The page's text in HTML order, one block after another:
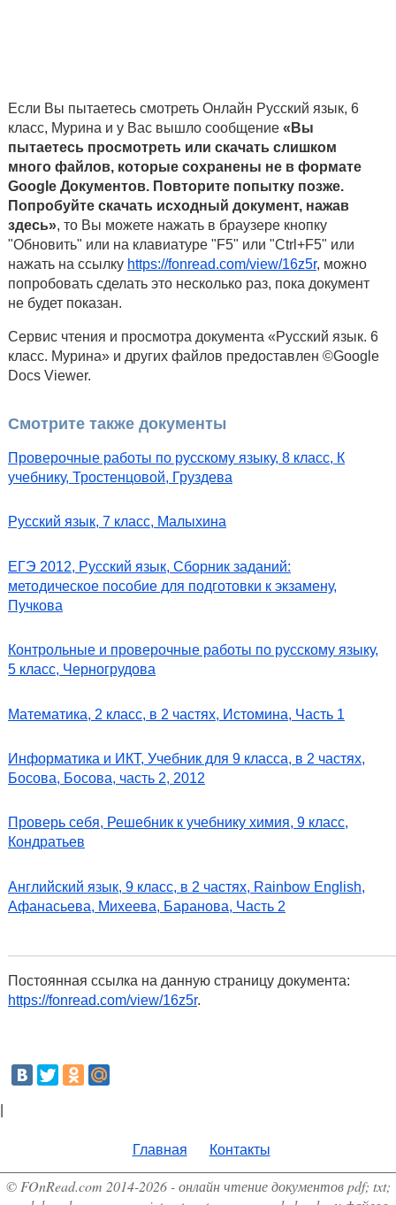
Если Вы пытаетесь смотреть Онлайн Русский язык, 6
класс, Мурина и у Вас вышло сообщение «Вы
пытаетесь просмотреть или скачать слишком
много файлов, которые сохранены не в формате
Google Документов. Повторите попытку позже.
Попробуйте скачать исходный документ, нажав
здесь», то Вы можете нажать в браузере кнопку
"Обновить" или на клавиатуре "F5" или "Ctrl+F5" или
нажать на ссылку https://fonread.com/view/16z5r, можно
попробовать сделать это несколько раз, пока документ
не будет показан.
Сервис чтения и просмотра документа «Русский язык. 6
класс. Мурина» и других файлов предоставлен ©Google
Docs Viewer.
Смотрите также документы
Проверочные работы по русскому языку, 8 класс, К
учебнику, Тростенцовой, Груздева
Русский язык, 7 класс, Малыхина
ЕГЭ 2012, Русский язык, Сборник заданий:
методическое пособие для подготовки к экзамену,
Пучкова
Контрольные и проверочные работы по русскому языку,
5 класс, Черногрудова
Математика, 2 класс, в 2 частях, Истомина, Часть 1
Информатика и ИКТ, Учебник для 9 класса, в 2 частях,
Босова, Босова, часть 2, 2012
Проверь себя, Решебник к учебнику химия, 9 класс,
Кондратьев
Английский язык, 9 класс, в 2 частях, Rainbow English,
Афанасьева, Михеева, Баранова, Часть 2
Постоянная ссылка на данную страницу документа:
https://fonread.com/view/16z5r.
Главная Контакты
© FOnRead.com 2014-2026 - онлайн чтение документов pdf; txt;